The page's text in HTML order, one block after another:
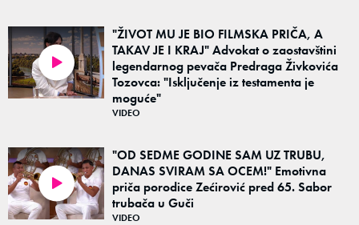
"ŽIVOT MU JE BIO FILMSKA PRIČA, A
TAKAV JE I KRAJ" Advokat o zaostavštini
legendarnog pevača Predraga Živkovića
Tozovca: "Isključenje iz testamenta je
moguće"
VIDEO
"OD SEDME GODINE SAM UZ TRUBU,
DANAS SVIRAM SA OCEM!" Emotivna
priča porodice Zećirović pred 65. Sabor
trubača u Guči
VIDEO